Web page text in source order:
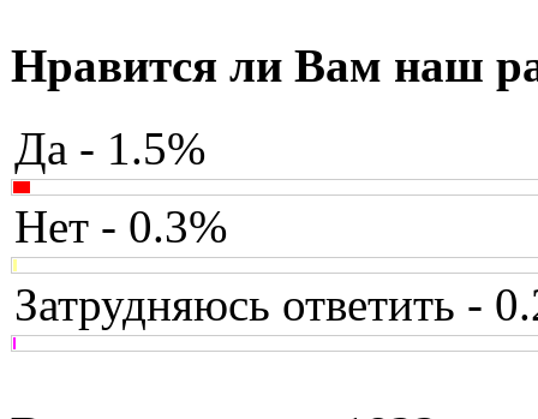
Нравится ли Вам наш
Да - 1.5%
Нет - 0.3%
Затрудняюсь ответить -